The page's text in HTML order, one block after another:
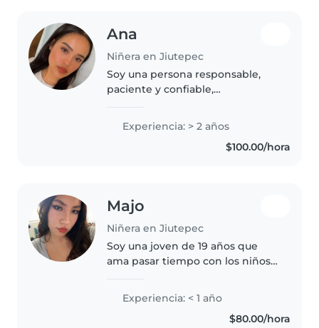
Ana
Niñera en Jiutepec
Soy una persona responsable,
paciente y confiable,
cuidado seguro, cariñoso y de
calidad. Mi prioridad es que los
niños se sientan felices,
Experiencia: > 2 años
$100.00/hora
Majo
Niñera en Jiutepec
Soy una joven de 19 años que
ama pasar tiempo con los niños.
creativa y divertida. Hablo
español e inglés y me siento
Experiencia: < 1 año
$80.00/hora